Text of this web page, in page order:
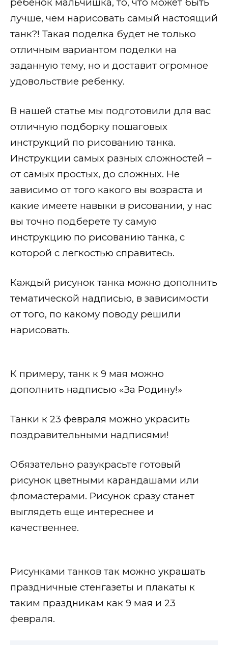
лучше, чем нарисовать самый настоящий
танк?! Такая поделка будет не только
отличным вариантом поделки на
заданную тему, но и доставит огромное
удовольствие ребенку.
В нашей статье мы подготовили для вас
отличную подборку пошаговых
инструкций по рисованию танка.
Инструкции самых разных сложностей –
от самых простых, до сложных. Не
зависимо от того какого вы возраста и
какие имеете навыки в рисовании, у нас
вы точно подберете ту самую
инструкцию по рисованию танка, с
которой с легкостью справитесь.
Каждый рисунок танка можно дополнить
тематической надписью, в зависимости
от того, по какому поводу решили
нарисовать.
К примеру, танк к 9 мая можно
дополнить надписью «За Родину!»
Танки к 23 февраля можно украсить
поздравительными надписями!
Обязательно разукрасьте готовый
рисунок цветными карандашами или
фломастерами. Рисунок сразу станет
выглядеть еще интереснее и
качественнее.
Рисунками танков так можно украшать
праздничные стенгазеты и плакаты к
таким праздникам как 9 мая и 23
февраля.